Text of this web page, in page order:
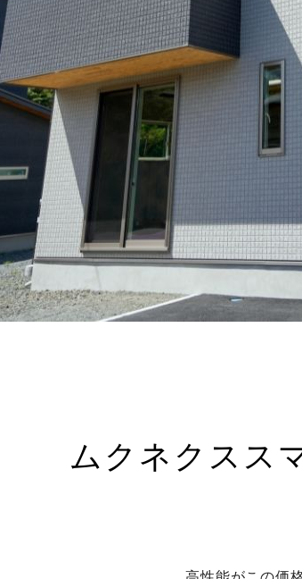
ムクネクスス